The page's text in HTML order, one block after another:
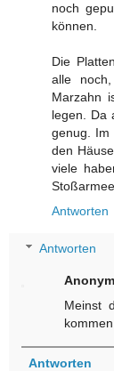
noch
können.
Die
alle
Marzahn
legen. Da
genug. Im
den
viele
Antworten
Antworten
Anonym
Meinst
Antworten